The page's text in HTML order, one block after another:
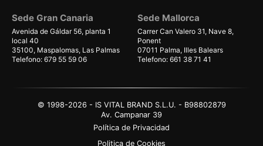
Sede Gran Canaria
Avenida de Gáldar 56, planta 1
local 40
35100, Maspalomas, Las Palmas
Telefono: 679 55 59 06
Sede Mallorca
Carrer Can Valero 31, Nave 8,
Ponent
07011 Palma, Illes Balears
Telefono: 661 38 71 41
© 1998-2026 - IS VITAL BRAND S.L.U. - B98802879
Av. Campanar 39
Política de Privacidad
Politica de Cookies